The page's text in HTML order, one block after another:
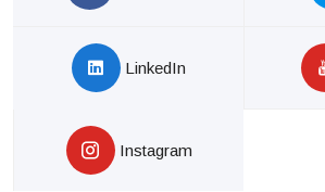
LinkedIn
Instagram